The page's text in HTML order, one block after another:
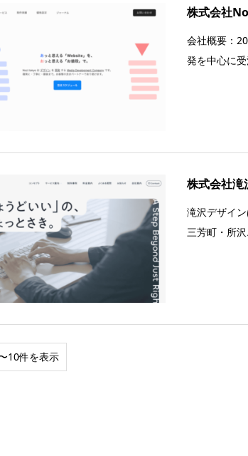
株式会社
会社概要：
発を中心に
株式会社滝
滝沢デザイ
三芳町・所
10件を表示